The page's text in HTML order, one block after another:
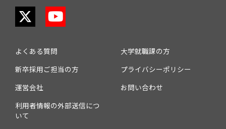
よくある質問
大学就職課の方
新卒採用ご担当の方
プライバシーポリシー
運営会社
お問い合わせ
利用者情報の外部送信につ
いて